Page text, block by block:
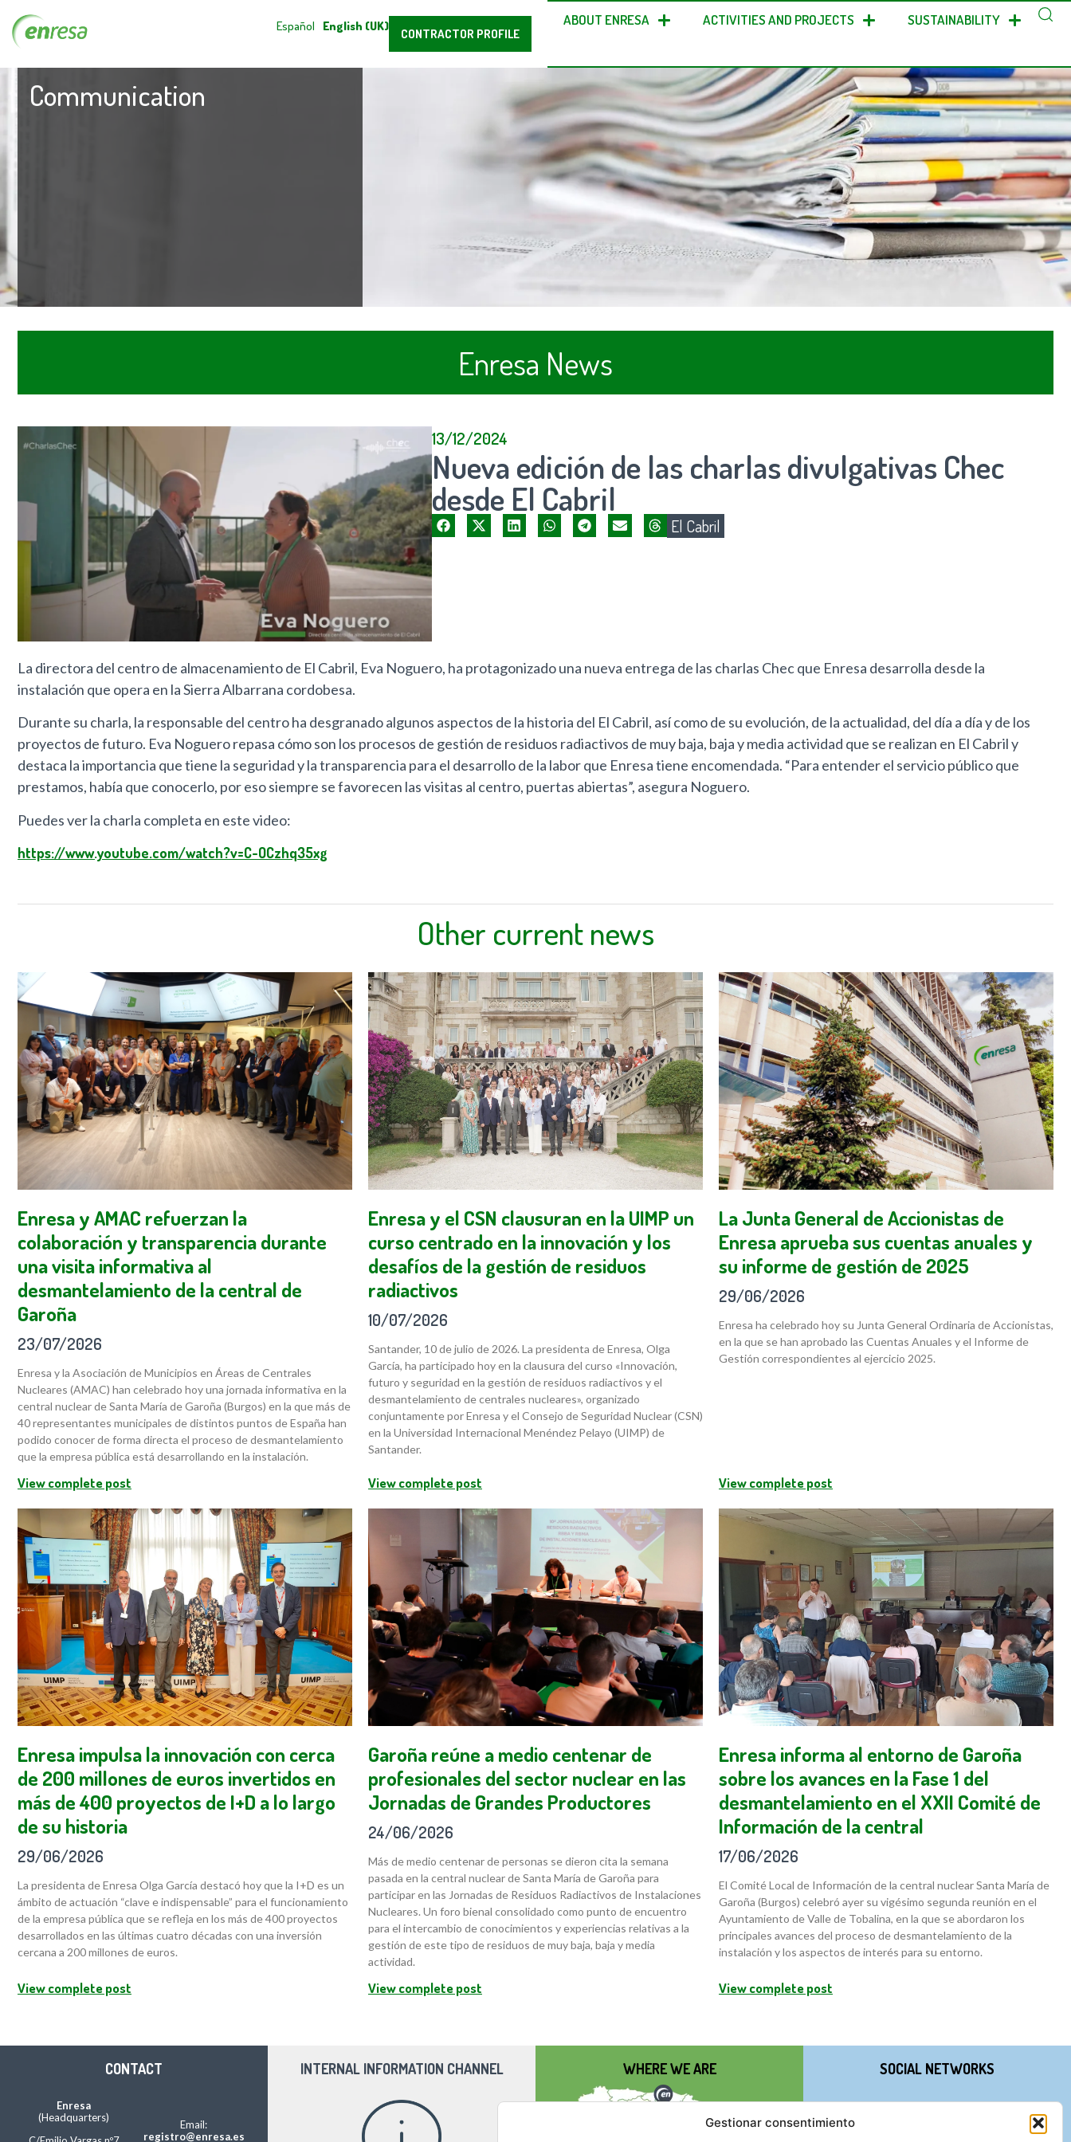
Gestionar consentimiento
CONTRACTOR PROFILE
Español English (UK) ABOUT ENRESA ACTIVITIES AND PROJECTS SUSTAINABILITY
Communication
Enresa News
13/12/2024
Nueva edición de las charlas divulgativas Chec
desde El Cabril
El Cabril
La directora del centro de almacenamiento de El Cabril, Eva Noguero, ha protagonizado una nueva entrega de las charlas Chec que Enresa desarrolla desde la
instalación que opera en la Sierra Albarrana cordobesa.
Durante su charla, la responsable del centro ha desgranado algunos aspectos de la historia del El Cabril, así como de su evolución, de la actualidad, del día a día y de los
proyectos de futuro. Eva Noguero repasa cómo son los procesos de gestión de residuos radiactivos de muy baja, baja y media actividad que se realizan en El Cabril y
destaca la importancia que tiene la seguridad y la transparencia para el desarrollo de la labor que Enresa tiene encomendada. “Para entender el servicio público que
prestamos, había que conocerlo, por eso siempre se favorecen las visitas al centro, puertas abiertas”, asegura Noguero.
Puedes ver la charla completa en este video:
https://www.youtube.com/watch?v=C-OCzhq35xg
Other current news
Enresa y AMAC refuerzan la
colaboración y transparencia durante
una visita informativa al
desmantelamiento de la central de
Garoña
23/07/2026
Enresa y la Asociación de Municipios en Áreas de Centrales
Nucleares (AMAC) han celebrado hoy una jornada informativa en la
central nuclear de Santa María de Garoña (Burgos) en la que más de
40 representantes municipales de distintos puntos de España han
podido conocer de forma directa el proceso de desmantelamiento
que la empresa pública está desarrollando en la instalación.
View complete post
Enresa y el CSN clausuran en la UIMP un
curso centrado en la innovación y los
desafíos de la gestión de residuos
radiactivos
10/07/2026
Santander, 10 de julio de 2026. La presidenta de Enresa, Olga
García, ha participado hoy en la clausura del curso «Innovación,
futuro y seguridad en la gestión de residuos radiactivos y el
desmantelamiento de centrales nucleares», organizado
conjuntamente por Enresa y el Consejo de Seguridad Nuclear (CSN)
en la Universidad Internacional Menéndez Pelayo (UIMP) de
Santander.
View complete post
La Junta General de Accionistas de
Enresa aprueba sus cuentas anuales y
su informe de gestión de 2025
29/06/2026
Enresa ha celebrado hoy su Junta General Ordinaria de Accionistas,
en la que se han aprobado las Cuentas Anuales y el Informe de
Gestión correspondientes al ejercicio 2025.
View complete post
Enresa impulsa la innovación con cerca
de 200 millones de euros invertidos en
más de 400 proyectos de I+D a lo largo
de su historia
29/06/2026
La presidenta de Enresa Olga García destacó hoy que la I+D es un
ámbito de actuación “clave e indispensable” para el funcionamiento
de la empresa pública que se refleja en los más de 400 proyectos
desarrollados en las últimas cuatro décadas con una inversión
cercana a 200 millones de euros.
View complete post
Garoña reúne a medio centenar de
profesionales del sector nuclear en las
Jornadas de Grandes Productores
24/06/2026
Más de medio centenar de personas se dieron cita la semana
pasada en la central nuclear de Santa María de Garoña para
participar en las Jornadas de Residuos Radiactivos de Instalaciones
Nucleares. Un foro bienal consolidado como punto de encuentro
para el intercambio de conocimientos y experiencias relativas a la
gestión de este tipo de residuos de muy baja, baja y media
actividad.
View complete post
Enresa informa al entorno de Garoña
sobre los avances en la Fase 1 del
desmantelamiento en el XXII Comité de
Información de la central
17/06/2026
El Comité Local de Información de la central nuclear Santa María de
Garoña (Burgos) celebró ayer su vigésimo segunda reunión en el
Ayuntamiento de Valle de Tobalina, en la que se abordaron los
principales avances del proceso de desmantelamiento de la
instalación y los aspectos de interés para su entorno.
View complete post
CONTACT
Enresa
(Headquarters)
Email:
registro@enresa.es
INTERNAL INFORMATION CHANNEL WHERE WE ARE SOCIAL NETWORKS